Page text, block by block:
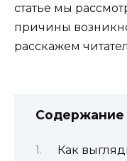
статье мы
причины
расскажем
Содержание
Как